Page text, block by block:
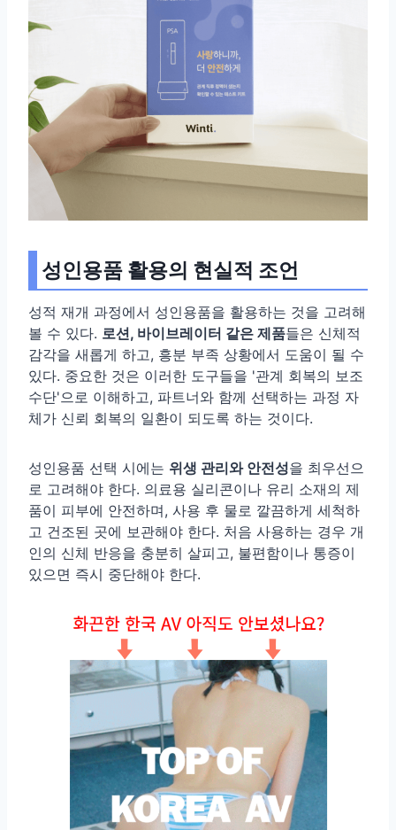
성인용품 활용의 현실적 조언
성적 재개 과정에서 성인용품을 활용하는 것을 고려해
볼 수 있다. 로션, 바이브레이터 같은 제품들은 신체적
감각을 새롭게 하고, 흥분 부족 상황에서 도움이 될 수
있다. 중요한 것은 이러한 도구들을 '관계 회복의 보조
수단'으로 이해하고, 파트너와 함께 선택하는 과정 자
체가 신뢰 회복의 일환이 되도록 하는 것이다.
성인용품 선택 시에는 위생 관리와 안전성을 최우선으
로 고려해야 한다. 의료용 실리콘이나 유리 소재의 제
품이 피부에 안전하며, 사용 후 물로 깔끔하게 세척하
고 건조된 곳에 보관해야 한다. 처음 사용하는 경우 개
인의 신체 반응을 충분히 살피고, 불편함이나 통증이
있으면 즉시 중단해야 한다.